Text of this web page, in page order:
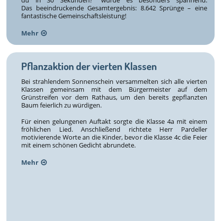
Das beeindruckende Gesamtergebnis: 8.642 Sprünge – eine
fantastische Gemeinschaftsleistung!
Mehr
Pflanzaktion der vierten Klassen
Bei strahlendem Sonnenschein versammelten sich alle vierten
Klassen gemeinsam mit dem Bürgermeister auf dem
Grünstreifen vor dem Rathaus, um den bereits gepflanzten
Baum feierlich zu würdigen.
Für einen gelungenen Auftakt sorgte die Klasse 4a mit einem
fröhlichen Lied. Anschließend richtete Herr Pardeller
motivierende Worte an die Kinder, bevor die Klasse 4c die Feier
mit einem schönen Gedicht abrundete.
Mehr